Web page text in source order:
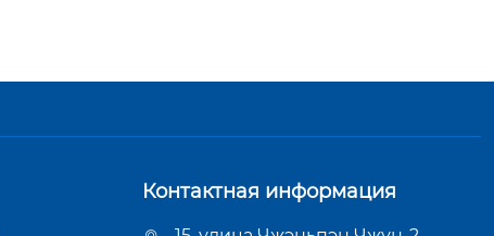
Контактная информация